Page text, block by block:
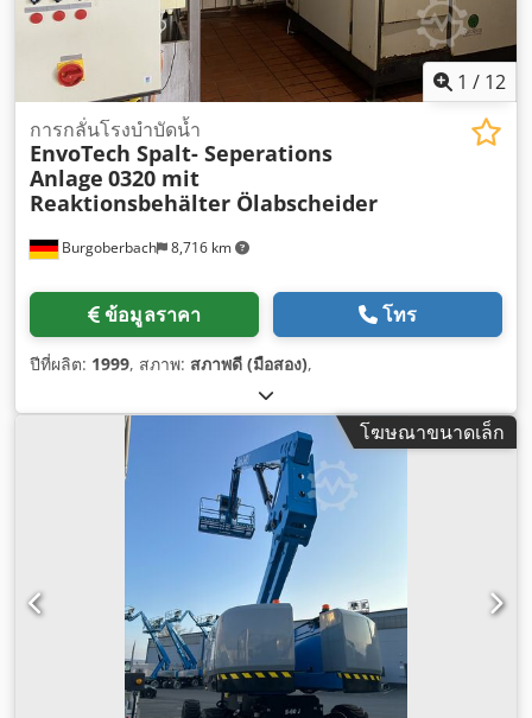
1 / 12
Burgoberbach 8,716 km
การกลั่นโรงบำบัดน้ำ
EnvoTech Spalt- Seperations
Anlage 0320 mit
Reaktionsbehälter Ölabscheider
ข้อมูลราคา โทร
ปีที่ผลิต: 1999, สภาพ: สภาพดี (มือสอง),
โฆษณาขนาดเล็ก